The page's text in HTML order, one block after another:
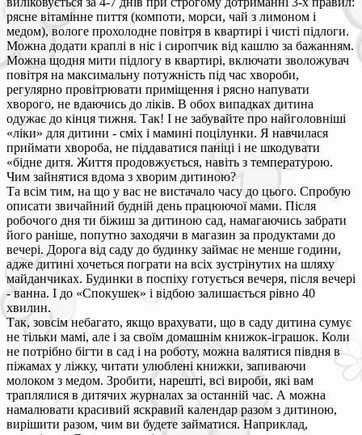
рясне вітамінне пиття (компоти, морси, чай з лимоном і
медом), вологе прохолодне повітря в квартирі і чисті підлоги.
Можна додати краплі в ніс і сиропчик від кашлю за бажанням.
Можна щодня мити підлогу в квартирі, включати зволожувач
повітря на максимальну потужність під час хвороби,
регулярно провітрювати приміщення і рясно напувати
хворого, не вдаючись до ліків. В обох випадках дитина
одужає до кінця тижня. Так! І не забувайте про найголовніші
«ліки» для дитини - сміх і мамині поцілунки. Я навчилася
приймати хвороба, не піддаватися паніці і не шкодувати
«бідне дитя. Життя продовжується, навіть з температурою.
Чим зайнятися вдома з хворим дитиною?
Та всім тим, на що у вас не вистачало часу до цього. Спробую
описати звичайний будній день працюючої мами. Після
робочого дня ти біжиш за дитиною сад, намагаючись забрати
його раніше, попутно заходячи в магазин за продуктами до
вечері. Дорога від саду до будинку займає не менше години,
адже дитині хочеться пограти на всіх зустрінутих на шляху
майданчиках. Будинки в поспіху готується вечеря, після вечері
- ванна. І до «Спокушек» і відбою залишається рівно 40
хвилин.
Так, зовсім небагато, якщо врахувати, що в саду дитина сумує
не тільки мамі, але і за своїм домашнім книжок-іграшок. Коли
не потрібно бігти в сад і на роботу, можна валятися півдня в
піжамах у ліжку, читати улюблені книжки, запиваючи
молоком з медом. Зробити, нарешті, всі вироби, які вам
траплялися в дитячих журналах за останній час. А можна
намалювати красивий яскравий календар разом з дитиною,
вирішити разом, чим ви будете займатися. Наприклад,